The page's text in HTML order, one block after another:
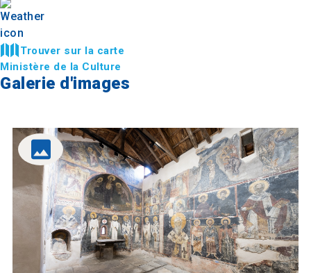
Trouver sur la carte
Ministère de la Culture
Galerie d'images